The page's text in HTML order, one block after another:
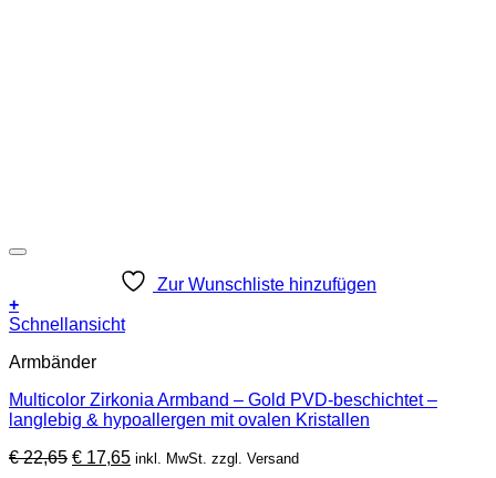
Zur Wunschliste hinzufügen
+
Schnellansicht
Armbänder
Multicolor Zirkonia Armband – Gold PVD-beschichtet –
langlebig & hypoallergen mit ovalen Kristallen
€22,65 Ursprünglicher
€ 17,65Aktueller
inkl. MwSt. zzgl. Versand